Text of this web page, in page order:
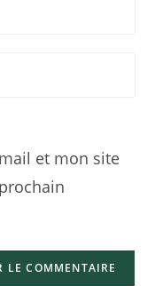
et mon site